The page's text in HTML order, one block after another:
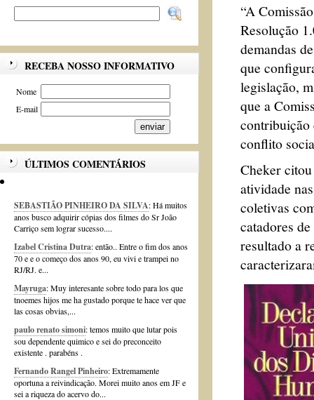
RECEBA NOSSO INFORMATIVO
Nome
E-mail
ÚLTIMOS COMENTÁRIOS
SEBASTIÃO PINHEIRO DA SILVA: Há muitos
anos busco adquirir cópias dos filmes do Sr João
Carriço sem lograr sucesso....
Izabel Cristina Dutra: então.. Entre o fim dos anos
70 e e o começo dos anos 90, eu vivi e trampei no
RJ/RJ. e...
Mayruga: Muy interesante sobre todo para los que
tnoemes hijos me ha gustado porque te hace ver que
las cosas obvias,...
paulo renato simoni: temos muito que lutar pois
sou dependente quimico e sei do preconceito
existente . parabéns .
Fernando Rangel Pinheiro: Extremamente
oportuna a reivindicação. Morei muito anos em JF e
sei a riqueza do acervo do...
“A
Resolução
demandas
que
legislação,
que a
contribuição
conflito
Cheker
atividade
coletivas
catadores
resultado a